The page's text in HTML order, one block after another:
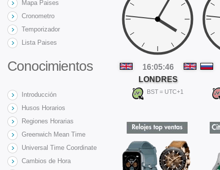
Mapa Paises
Cronometro
Temporizador
Lista Paises
Conocimientos
Introducción
Husos Horarios
Regiones Horarias
Greenwich Mean Time
Universal Time Coordinate
Cambios de Hora
16:05:47
LONDRES
BST = UTC+1